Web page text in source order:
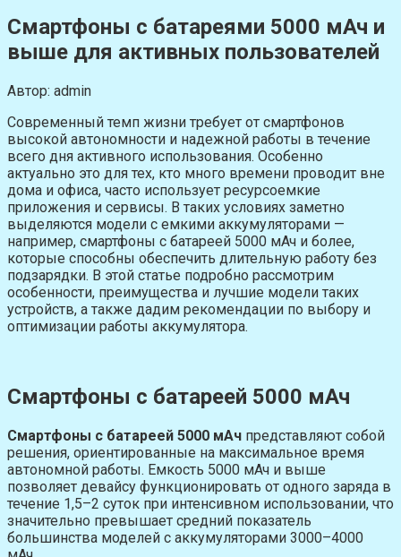
Смартфоны с батареями 5000 мАч и
выше для активных пользователей
Автор: admin
Современный темп жизни требует от смартфонов
высокой автономности и надежной работы в течение
всего дня активного использования. Особенно
актуально это для тех, кто много времени проводит вне
дома и офиса, часто использует ресурсоемкие
приложения и сервисы. В таких условиях заметно
выделяются модели с емкими аккумуляторами —
например, смартфоны с батареей 5000 мАч и более,
которые способны обеспечить длительную работу без
подзарядки. В этой статье подробно рассмотрим
особенности, преимущества и лучшие модели таких
устройств, а также дадим рекомендации по выбору и
оптимизации работы аккумулятора.
Смартфоны с батареей 5000 мАч
Смартфоны с батареей 5000 мАч представляют собой
решения, ориентированные на максимальное время
автономной работы. Емкость 5000 мАч и выше
позволяет девайсу функционировать от одного заряда в
течение 1,5–2 суток при интенсивном использовании, что
значительно превышает средний показатель
большинства моделей с аккумуляторами 3000–4000